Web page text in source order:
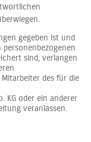
gegeben ist und
sind, verlangen
des für die
KG oder ein anderer
veranlassen.